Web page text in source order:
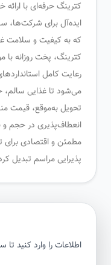
کترینگ حرفه‌ای با ارائه خدمات
ایده‌آل برای شرکت‌ها،
که به کیفیت و سلامت غذا
کترینگ، پخت روزانه با مواد
رعایت کامل استانداردهای
می‌شود تا غذایی سالم،
تحویل به‌موقع، قیمت مناسب،
انعطاف‌پذیری در حجم و نوع
مطمئن و اقتصادی برای تأمین
پذیرایی مراسم تبدیل کرده است.
اطلاعات را وارد کنید تا سریع